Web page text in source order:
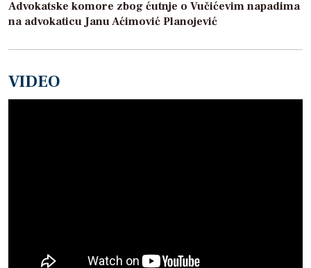
Advokatske komore zbog ćutnje o Vučićevim napadima
na advokaticu Janu Aćimović Planojević
VIDEO